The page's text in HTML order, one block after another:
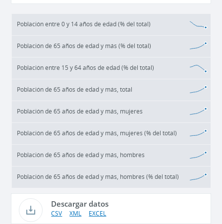
Población entre 0 y 14 años de edad (% del total)
Población de 65 años de edad y más (% del total)
Población entre 15 y 64 años de edad (% del total)
Población de 65 años de edad y más, total
Población de 65 años de edad y más, mujeres
Población de 65 años de edad y más, mujeres (% del total)
Población de 65 años de edad y más, hombres
Población de 65 años de edad y más, hombres (% del total)
Descargar datos
CSV XML EXCEL